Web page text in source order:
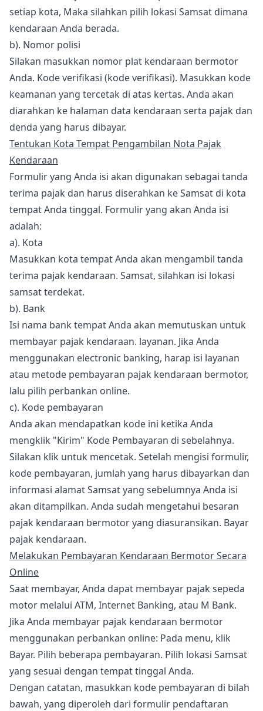
setiap kota, Maka silahkan pilih lokasi Samsat dimana
kendaraan Anda berada.
b). Nomor polisi
Silakan masukkan nomor plat kendaraan bermotor
Anda. Kode verifikasi (kode verifikasi). Masukkan kode
keamanan yang tercetak di atas kertas. Anda akan
diarahkan ke halaman data kendaraan serta pajak dan
denda yang harus dibayar.
Tentukan Kota Tempat Pengambilan Nota Pajak
Kendaraan
Formulir yang Anda isi akan digunakan sebagai tanda
terima pajak dan harus diserahkan ke Samsat di kota
tempat Anda tinggal. Formulir yang akan Anda isi
adalah:
a). Kota
Masukkan kota tempat Anda akan mengambil tanda
terima pajak kendaraan. Samsat, silahkan isi lokasi
samsat terdekat.
b). Bank
Isi nama bank tempat Anda akan memutuskan untuk
membayar pajak kendaraan. layanan. Jika Anda
menggunakan electronic banking, harap isi layanan
atau metode pembayaran pajak kendaraan bermotor,
lalu pilih perbankan online.
c). Kode pembayaran
Anda akan mendapatkan kode ini ketika Anda
mengklik "Kirim" Kode Pembayaran di sebelahnya.
Silakan klik untuk mencetak. Setelah mengisi formulir,
kode pembayaran, jumlah yang harus dibayarkan dan
informasi alamat Samsat yang sebelumnya Anda isi
akan ditampilkan. Anda sudah mengetahui besaran
pajak kendaraan bermotor yang diasuransikan. Bayar
pajak kendaraan.
Melakukan Pembayaran Kendaraan Bermotor Secara
Online
Saat membayar, Anda dapat membayar pajak sepeda
motor melalui ATM, Internet Banking, atau M Bank.
Jika Anda membayar pajak kendaraan bermotor
menggunakan perbankan online: Pada menu, klik
Bayar. Pilih beberapa pembayaran. Pilih lokasi Samsat
yang sesuai dengan tempat tinggal Anda.
Dengan catatan, masukkan kode pembayaran di bilah
bawah, yang diperoleh dari formulir pendaftaran